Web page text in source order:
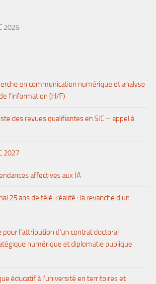
2026
en communication numérique et analyse
l’information (H/F)
des revues qualifiantes en SIC – appel à
2027
affectives aux IA
25 ans de télé-réalité : la revanche d’un
l’attribution d’un contrat doctoral :
numérique et diplomatie publique
éducatif à l’université en territoires et